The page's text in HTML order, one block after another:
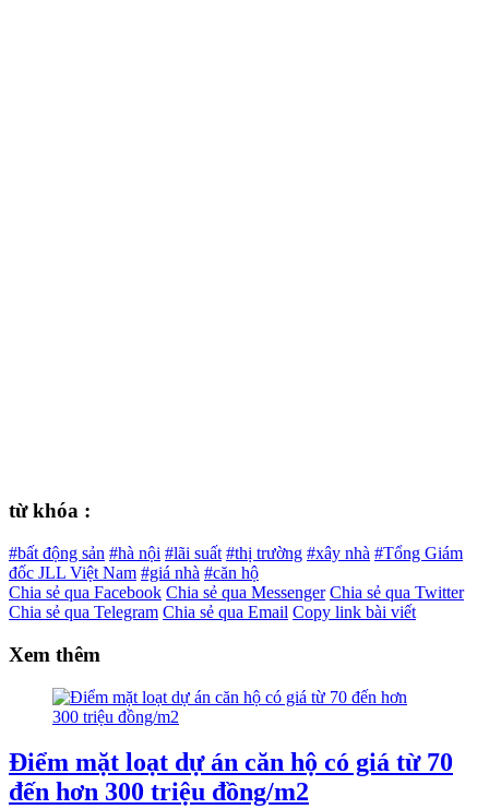
từ khóa :
#bất động sản #hà nội #lãi suất #thị trường #xây nhà #Tổng Giám
đốc JLL Việt Nam #giá nhà #căn hộ
Chia sẻ qua Facebook Chia sẻ qua Messenger Chia sẻ qua Twitter
Chia sẻ qua Telegram Chia sẻ qua Email Copy link bài viết
Xem thêm
Điểm mặt loạt dự án căn hộ có giá từ 70
đến hơn 300 triệu đồng/m2